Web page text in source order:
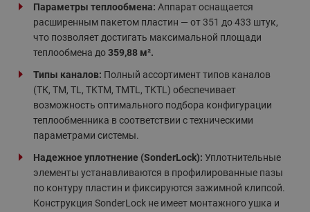
Параметры теплообмена: Аппарат оснащается
расширенным пакетом пластин — от 351 до 433 штук,
что позволяет достигать максимальной площади
теплообмена до359,88 м².
Типы каналов: Полный ассортимент типов каналов
(ТК, ТМ, TL, TKTM, TMTL, TKTL) обеспечивает
возможность оптимального подбора конфигурации
теплообменника в соответствии с техническими
параметрами системы.
Надежное уплотнение (SonderLock): Уплотнительные
элементы устанавливаются в профилированные пазы
по контуру пластин и фиксируются зажимной клипсой.
Конструкция SonderLock не имеет монтажного ушка и